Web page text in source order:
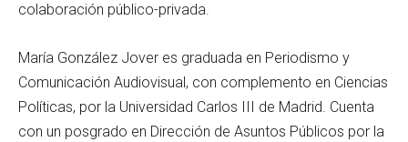
colaboración público-privada.
María González Jover es graduada en Periodismo y
Comunicación Audiovisual, con complemento en Ciencias
Políticas, por la Universidad Carlos III de Madrid. Cuenta
con un posgrado en Dirección de Asuntos Públicos por la